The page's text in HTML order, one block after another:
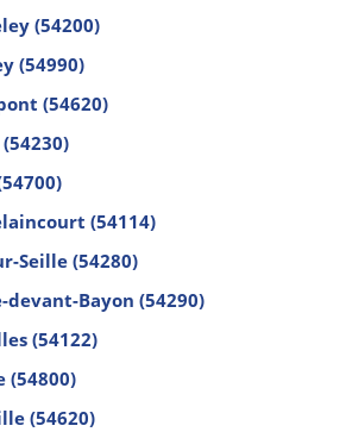
(54200)
(54990)
(54620)
(54114)
Seille (54280)
devant-Bayon (54290)
(54122)
(54800)
(54620)